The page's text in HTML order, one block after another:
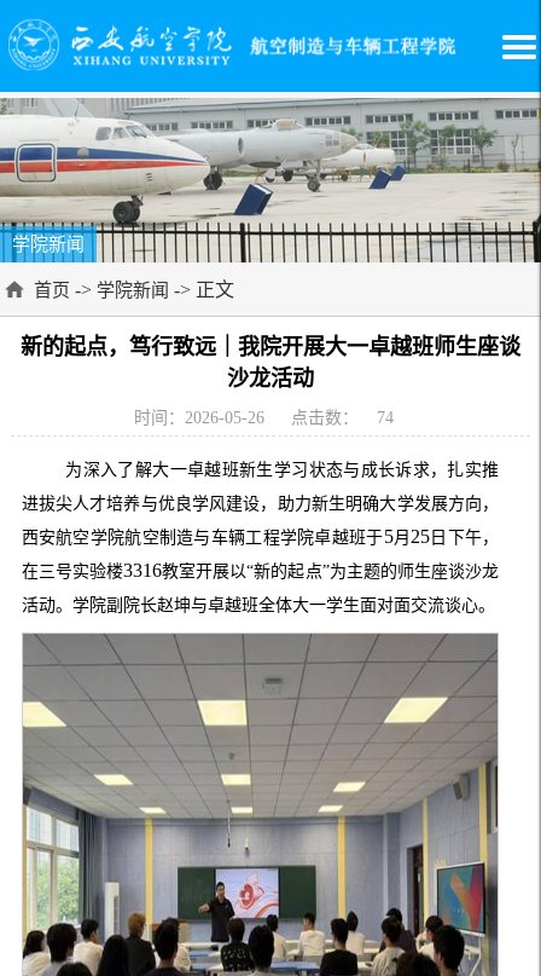
学院新闻
首页 -> 学院新闻 -> 正文
新的起点，笃行致远｜我院开展大一卓越班师生座谈
沙龙活动
时间：2026-05-26 点击数： 74
为深入了解大一卓越班新生学习状态与成长诉求，扎实推
进拔尖人才培养与优良学风建设，助力新生明确大学发展方向，
西安航空学院航空制造与车辆工程学院卓越班于5月25 日下午，
在三号实验楼3316教室开展以“新的起点”为主题的师生座谈沙龙
活动。学院副院长赵坤与卓越班全体大一学生面对面交流谈心。